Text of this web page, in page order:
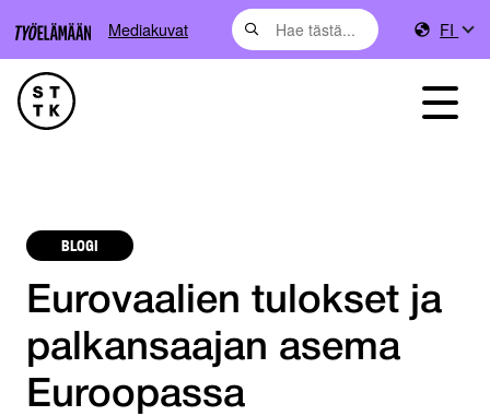
Mediakuvat FI
BLOGI
Eurovaalien tulokset ja
palkansaajan asema
Euroopassa